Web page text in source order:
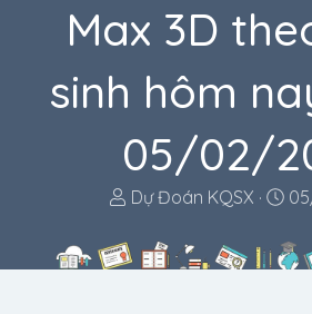
Max 3D
sinh hôm
05/02/
T
e
Dự Đoán KQSX
N
à
y